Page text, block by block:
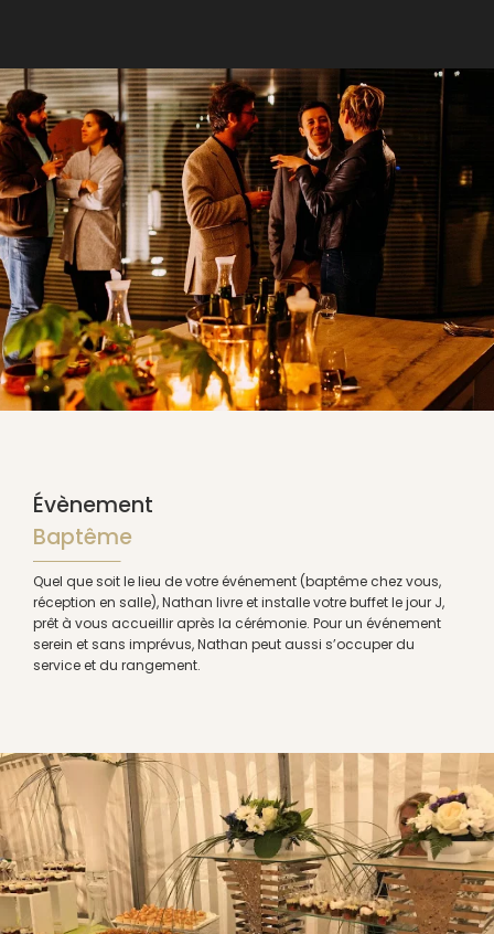
Évènement
Baptême
Quel que soit le lieu de votre événement (baptême chez vous,
réception en salle), Nathan livre et installe votre buffet le jour J,
prêt à vous accueillir après la cérémonie. Pour un événement
serein et sans imprévus, Nathan peut aussi s’occuper du
service et du rangement.